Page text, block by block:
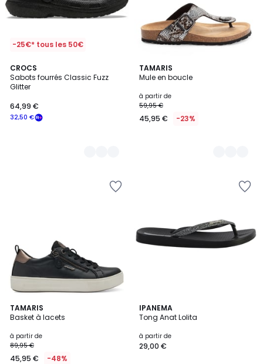
-25€* tous les 50€
CROCS
Sabots fourrés Classic Fuzz
Glitter
€
souscrivez
32,50 €
64,99 €
2
Couleurs
TAMARIS
Mule en boucle
à partir de
59,95 €
45,95 € -23%
5
Couleurs
TAMARIS
Basket à lacets
à partir de
89,95 €
45,95 € -48%
4,3
/ 5
18
Couleurs
IPANEMA
Tong Anat Lolita
à partir de
29,00 €
4
Couleurs